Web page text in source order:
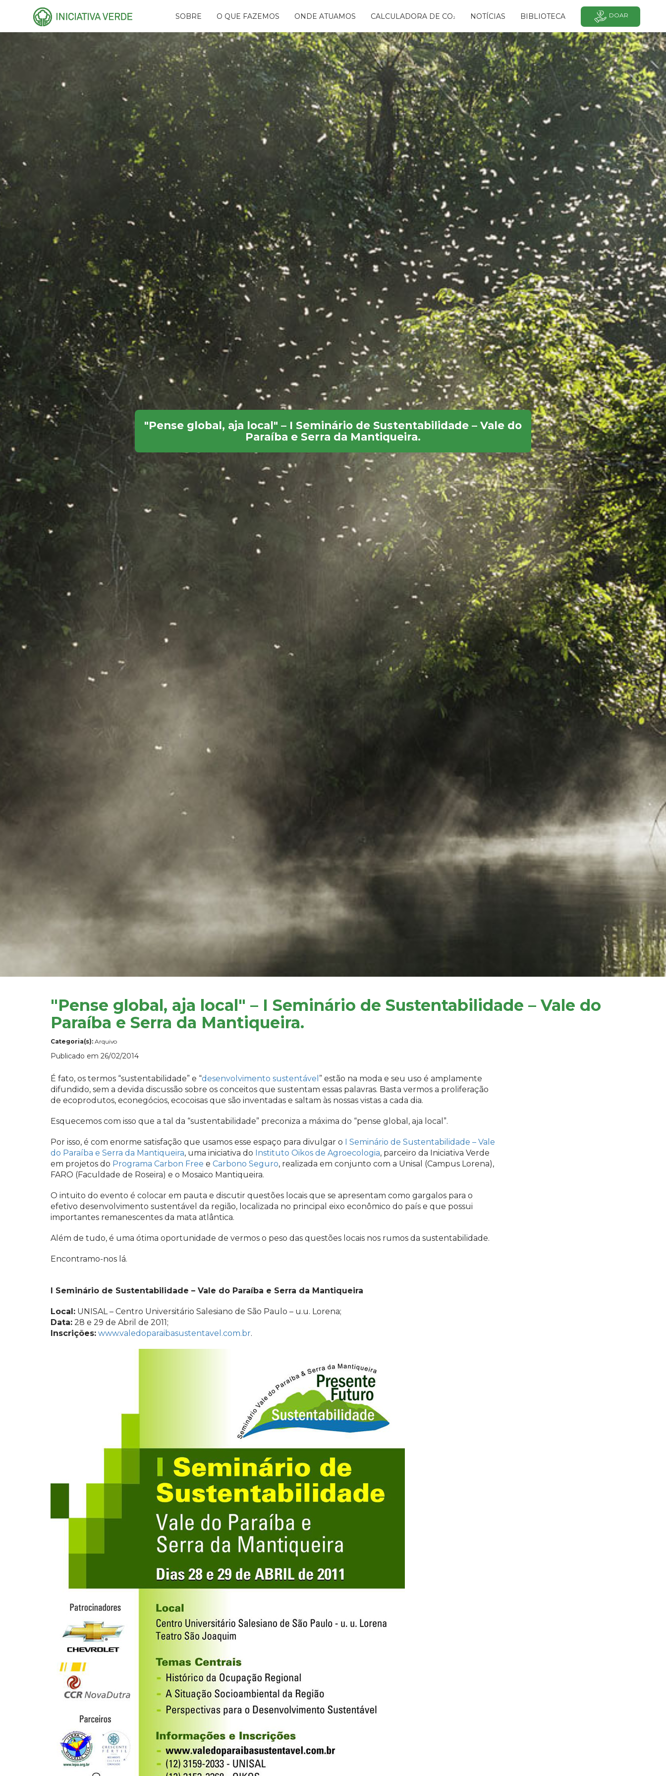
SOBRE
HISTÓRIA
EQUIPE
CONSELHOS
RECONHECIMENTOS
PARCEIROS
REDES
O QUE FAZEMOS
PLANTANDO ÁGUAS
CARBON FREE
AMIGO DA FLORESTA
PROGRAMA
NASCENTES
RESTAURA RIBEIRA -
FUNBIO
EVENTOS
ONDE ATUAMOS CALCULADORA DE CO² NOTÍCIAS BIBLIOTECA DOAR
"Pense global, aja local" – I Seminário de Sustentabilidade – Vale do
Paraíba e Serra da Mantiqueira.
"Pense global, aja local" – I Seminário de Sustentabilidade – Vale do
Paraíba e Serra da Mantiqueira.
Categoria(s): Arquivo
Publicado em 26/02/2014
É fato, os termos “sustentabilidade” e “desenvolvimento sustentável ” estão na moda e seu uso é amplamente
difundido, sem a devida discussão sobre os conceitos que sustentam essas palavras. Basta vermos a proliferação
de ecoprodutos, econegócios, ecocoisas que são inventadas e saltam às nossas vistas a cada dia.
Esquecemos com isso que a tal da “sustentabilidade” preconiza a máxima do “pense global, aja local”.
Por isso, é com enorme satisfação que usamos esse espaço para divulgar o I Seminário de Sustentabilidade – Vale
do Paraíba e Serra da Mantiqueira, uma iniciativa do Instituto Oikos de Agroecologia, parceiro da Iniciativa Verde
em projetos do Programa Carbon Free e Carbono Seguro, realizada em conjunto com a Unisal (Campus Lorena),
FARO (Faculdade de Roseira) e o Mosaico Mantiqueira.
O intuito do evento é colocar em pauta e discutir questões locais que se apresentam como gargalos para o
efetivo desenvolvimento sustentável da região, localizada no principal eixo econômico do país e que possui
importantes remanescentes da mata atlântica.
Além de tudo, é uma ótima oportunidade de vermos o peso das questões locais nos rumos da sustentabilidade.
Encontramo-nos lá.
I Seminário de Sustentabilidade – Vale do Paraíba e Serra da Mantiqueira
Local: UNISAL – Centro Universitário Salesiano de São Paulo – u.u. Lorena;
Data: 28 e 29 de Abril de 2011;
Inscrições: www.valedoparaibasustentavel.com.br.